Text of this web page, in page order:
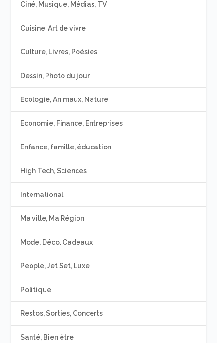
Ciné, Musique, Médias, TV
Cuisine, Art de vivre
Culture, Livres, Poésies
Dessin, Photo du jour
Ecologie, Animaux, Nature
Economie, Finance, Entreprises
Enfance, famille, éducation
High Tech, Sciences
International
Ma ville, Ma Région
Mode, Déco, Cadeaux
People, Jet Set, Luxe
Politique
Restos, Sorties, Concerts
Santé, Bien être